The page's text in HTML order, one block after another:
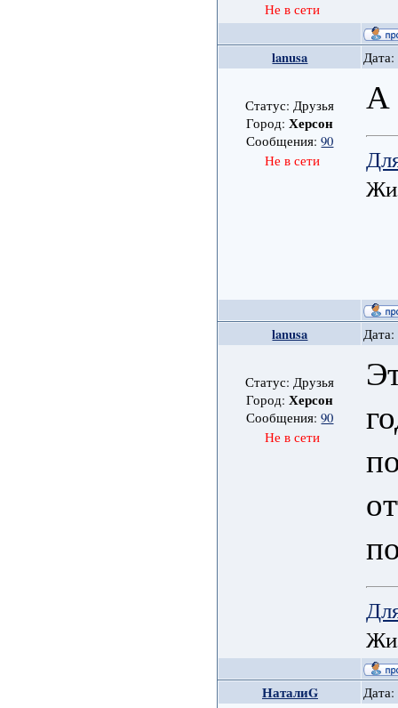
Не в сети
lanusa Дата:
Статус: Друзья
Город:Херсон
Сообщения:90
Не в сети
А
lanusa Дата:
Статус: Друзья
Город:Херсон
Сообщения:90
Не в сети
НаталиG Дата: